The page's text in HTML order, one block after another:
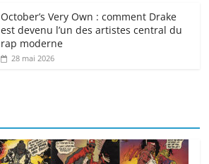
October’s Very Own : comment Drake
est devenu l’un des artistes central du
rap moderne
28 mai 2026